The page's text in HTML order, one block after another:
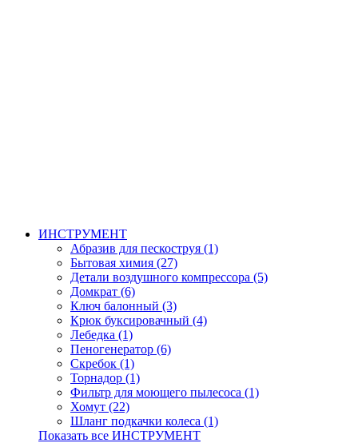
ИНСТРУМЕНТ
Абразив для пескоструя (1)
Бытовая химия (27)
Детали воздушного компрессора (5)
Домкрат (6)
Ключ балонный (3)
Крюк буксировачный (4)
Лебедка (1)
Пеногенератор (6)
Скребок (1)
Торнадор (1)
Фильтр для моющего пылесоса (1)
Хомут (22)
Шланг подкачки колеса (1)
Показать все ИНСТРУМЕНТ